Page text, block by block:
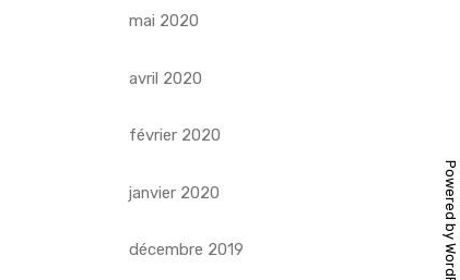
Powered by
mai 2020
avril 2020
février 2020
janvier 2020
décembre 2019